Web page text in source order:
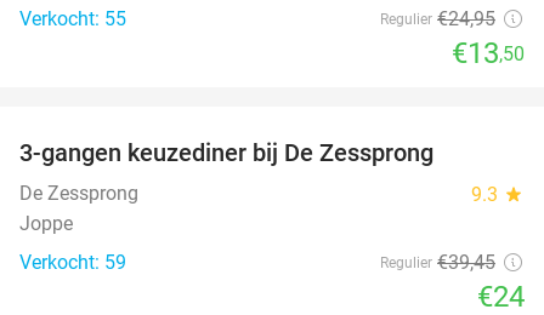
Verkocht: 55
Regulier €24,95
€13,50
3-gangen keuzediner bij De Zessprong
De Zessprong 9.3 star
Joppe
Verkocht: 59
Regulier €39,45
€24